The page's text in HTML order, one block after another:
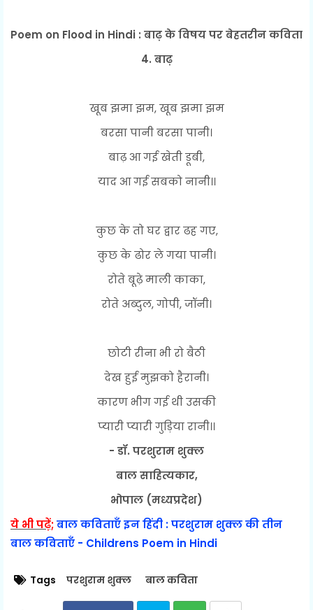
Poem on Flood in Hindi : बाढ़ के विषय पर बेहतरीन कविता
4. बाढ़
खूब झमा झम, खूब झमा झम
बरसा पानी बरसा पानी।
बाढ़ आ गई खेती डूबी,
याद आ गई सबको नानी।।
कुछ के तो घर द्वार ढह गए,
कुछ के ढोर ले गया पानी।
रोते बूढ़े माली काका,
रोते अब्दुल, गोपी, जॉनी।
छोटी रीना भी रो बैठी
देख हुई मुझको हैरानी।
कारण भीग गई थी उसकी
प्यारी प्यारी गुड़िया रानी।।
- डॉ. परशुराम शुक्ल
बाल साहित्यकार,
भोपाल (मध्यप्रदेश)
ये भी पढ़ें;बाल कविताएँ इन हिंदी : परशुराम शुक्ल की तीन
बाल कविताएँ - Childrens Poem in Hindi
Tags परशुराम शुक्ल बाल कविता